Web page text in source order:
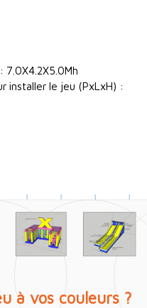
7.0X4.2X5.0Mh
installer le jeu (PxLxH) :
à vos couleurs ?